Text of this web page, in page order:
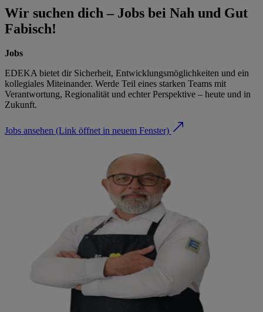
Wir suchen dich – Jobs bei Nah und Gut
Fabisch!
Jobs
EDEKA bietet dir Sicherheit, Entwicklungsmöglichkeiten und ein
kollegiales Miteinander. Werde Teil eines starken Teams mit
Verantwortung, Regionalität und echter Perspektive – heute und in
Zukunft.
Jobs ansehen (Link öffnet in neuem Fenster)